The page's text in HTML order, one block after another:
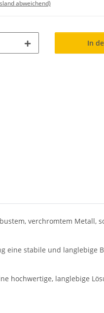
abweichend)
In
verchromtem Metall,
eine stabile und langlebige
hochwertige, langlebige